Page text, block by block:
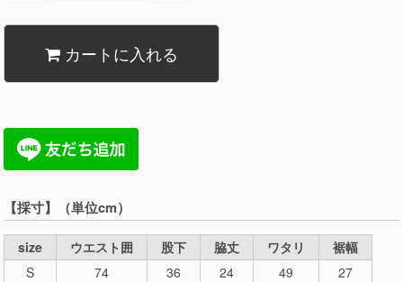
カートに入れる
【採寸】（単位cm）
size ウエスト囲 股下 脇丈 ワタリ
裾幅
S
74 36 24 49
27